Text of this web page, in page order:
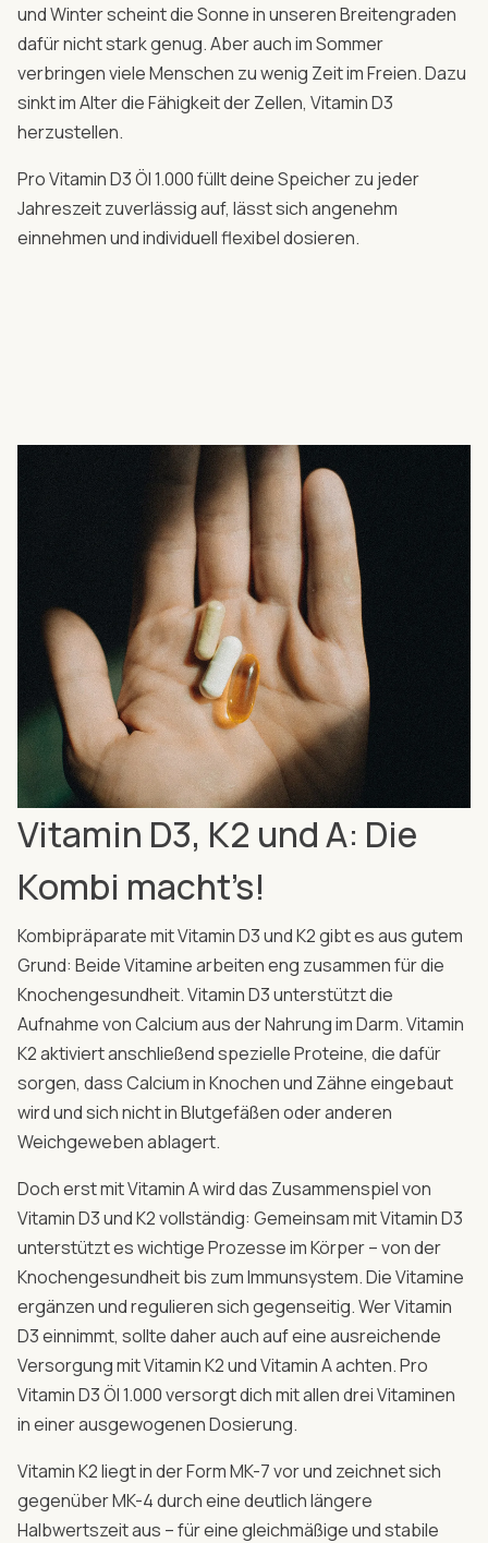
und Winter scheint die Sonne in unseren Breitengraden
dafür nicht stark genug. Aber auch im Sommer
verbringen viele Menschen zu wenig Zeit im Freien. Dazu
sinkt im Alter die Fähigkeit der Zellen, Vitamin D3
herzustellen.
Pro Vitamin D3 Öl 1.000 füllt deine Speicher zu jeder
Jahreszeit zuverlässig auf, lässt sich angenehm
einnehmen und individuell flexibel dosieren.
Vitamin D3, K2 und A: Die
Kombi macht’s!
Kombipräparate mit Vitamin D3 und K2 gibt es aus gutem
Grund: Beide Vitamine arbeiten eng zusammen für die
Knochengesundheit. Vitamin D3 unterstützt die
Aufnahme von Calcium aus der Nahrung im Darm. Vitamin
K2 aktiviert anschließend spezielle Proteine, die dafür
sorgen, dass Calcium in Knochen und Zähne eingebaut
wird und sich nicht in Blutgefäßen oder anderen
Weichgeweben ablagert.
Doch erst mit Vitamin A wird das Zusammenspiel von
Vitamin D3 und K2 vollständig: Gemeinsam mit Vitamin D3
unterstützt es wichtige Prozesse im Körper – von der
Knochengesundheit bis zum Immunsystem. Die Vitamine
ergänzen und regulieren sich gegenseitig. Wer Vitamin
D3 einnimmt, sollte daher auch auf eine ausreichende
Versorgung mit Vitamin K2 und Vitamin A achten. Pro
Vitamin D3 Öl 1.000 versorgt dich mit allen drei Vitaminen
in einer ausgewogenen Dosierung.
Vitamin K2 liegt in der Form MK-7 vor und zeichnet sich
gegenüber MK-4 durch eine deutlich längere
Halbwertszeit aus – für eine gleichmäßige und stabile